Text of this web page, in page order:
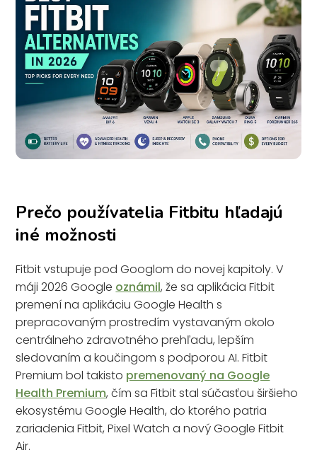
Prečo používatelia Fitbitu hľadajú
iné možnosti
Fitbit vstupuje pod Googlom do novej kapitoly. V
máji 2026 Google oznámil, že sa aplikácia Fitbit
premení na aplikáciu Google Health s
prepracovaným prostredím vystavaným okolo
centrálneho zdravotného prehľadu, lepším
sledovaním a koučingom s podporou AI. Fitbit
Premium bol takisto premenovaný na Google
Health Premium, čím sa Fitbit stal súčasťou širšieho
ekosystému Google Health, do ktorého patria
zariadenia Fitbit, Pixel Watch a nový Google Fitbit
Air.